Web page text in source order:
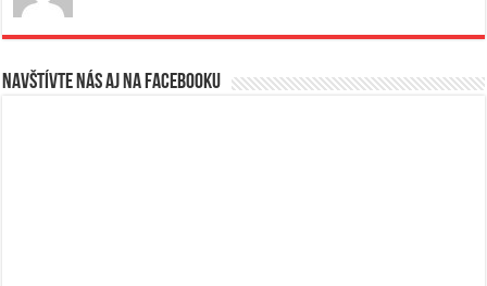
Navštívte nás aj na Facebooku